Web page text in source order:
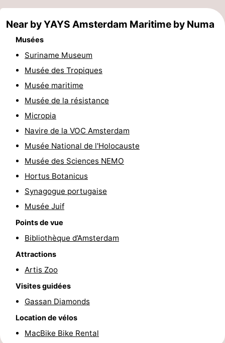
vue
Croisières
Visites
Randonnée
Divertissement
Nocturne
Aliments
Boissons
Shopping
Marchés
Grands
Magasins
Faire
Événements
Near by YAYS Amsterdam Maritime by Numa
Musées
Suriname Museum
Musée des Tropiques
Musée maritime
Musée de la résistance
Micropia
Navire de la VOC Amsterdam
Musée National de l'Holocauste
Musée des Sciences NEMO
Hortus Botanicus
Synagogue portugaise
Musée Juif
Points de vue
Bibliothèque d’Amsterdam
Attractions
Artis Zoo
Visites guidées
Gassan Diamonds
Location de vélos
MacBike Bike Rental